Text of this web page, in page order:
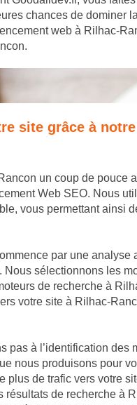
chances de dominer
web à Rilhac-
site grâce à
un coup de pouce
Web SEO. Nous
vous permettant ainsi
par une
sélectionnons les
de recherche à
votre site à Rilhac-
pas à l’identification
nous produisons pour
plus de trafic vers votre
résultats de recherche à